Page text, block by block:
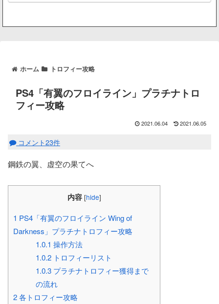
ホーム トロフィー攻略
PS4「有翼のフロイライン」プラチナトロ
フィー攻略
2021.06.04 2021.06.05
コメント23件
鋼鉄の翼、虚空の果てへ
内容 [hide]
1 PS4「有翼のフロイライン Wing of
Darkness」プラチナトロフィー攻略
1.0.1 操作方法
1.0.2トロフィーリスト
1.0.3プラチナトロフィー獲得まで
の流れ
2各トロフィー攻略